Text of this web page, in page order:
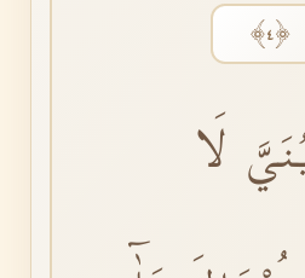
﴿٤﴾
لَا